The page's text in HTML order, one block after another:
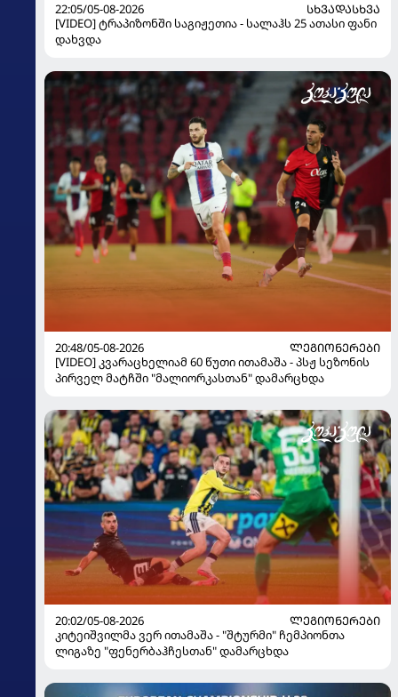
22:05/05-08-2026
ᲡᲮᲕᲐᲓᲐᲡᲮᲕᲐ
[VIDEO] ტრაპიზონში საგიჟეთია - სალაჰს 25 ათასი ფანი
დახვდა
20:48/05-08-2026
ᲚᲔᲒᲘᲝᲜᲔᲠᲔᲑᲘ
[VIDEO] კვარაცხელიამ 60 წუთი ითამაშა - პსჟ სეზონის
პირველ მატჩში "მალიორკასთან" დამარცხდა
20:02/05-08-2026
ᲚᲔᲒᲘᲝᲜᲔᲠᲔᲑᲘ
კიტეიშვილმა ვერ ითამაშა - "შტურმი" ჩემპიონთა
ლიგაზე "ფენერბაჰჩესთან" დამარცხდა